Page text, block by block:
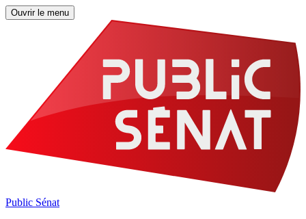
Ouvrir le menu
Public Sénat